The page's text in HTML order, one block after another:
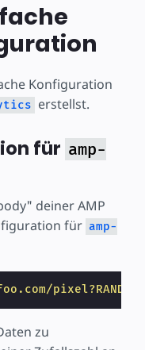
Konfiguration
erstellst.
für amp-
deiner AMP
für amp-
zu